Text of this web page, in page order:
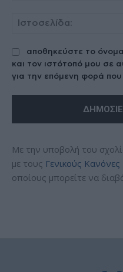
αποθηκεύστε το
και τον ιστότοπό μου σε
για την επόμενη φορά
Με την υποβολή του
με τους Γενικούς
οποίους μπορείτε να